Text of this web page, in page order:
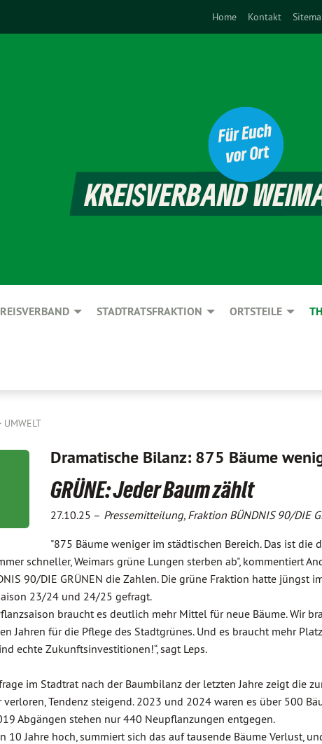
Home Kontakt
STADTRATSFRAKTION ORTSTEILE
UMWELT
Dramatische Bilanz: 875 Bäume
GRÜNE: Jeder Baum zählt
27.10.25 – Pressemitteilung, Fraktion BÜNDNIS 90/DIE
"875 Bäume weniger im städtischen Bereich. Das ist die
schneller, Weimars grüne Lungen sterben ab", kommentiert
90/DIE GRÜNEN die Zahlen. Die grüne Fraktion hatte jüngst
23/24 und 24/25 gefragt.
braucht es deutlich mehr Mittel für neue Bäume. Wir
Jahren für die Pflege des Stadtgrünes. Und es braucht mehr
echte Zukunftsinvestitionen!“, sagt Leps.
im Stadtrat nach der Baumbilanz der letzten Jahre zeigt die
verloren, Tendenz steigend. 2023 und 2024 waren es über 500
Abgängen stehen nur 440 Neupflanzungen entgegen.
10 Jahre hoch, summiert sich das auf tausende Bäume Verlust,